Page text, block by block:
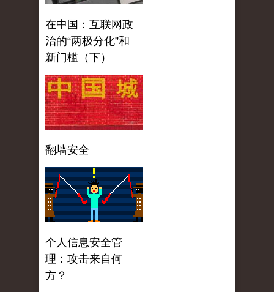
在中国：互联网政
治的“两极分化”和
新门槛（下）
翻墙安全
个人信息安全管
理：攻击来自何
方？